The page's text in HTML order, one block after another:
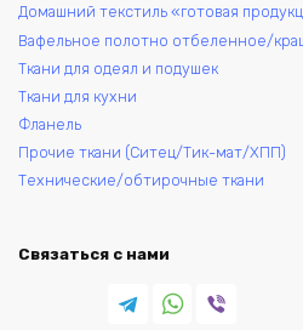
Домашний текстиль «готовая
Вафельное полотно отбеленное/
Ткани для одеял и подушек
Ткани для кухни
Фланель
Прочие ткани (Ситец/Тик-мат/ХПП)
Технические/обтирочные ткани
Связаться с нами